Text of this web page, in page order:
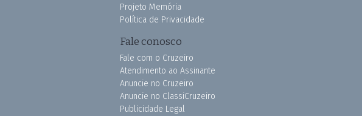
Projeto Memória
Política de Privacidade
Fale conosco
Fale com o Cruzeiro
Atendimento ao Assinante
Anuncie no Cruzeiro
Anuncie no ClassiCruzeiro
Publicidade Legal